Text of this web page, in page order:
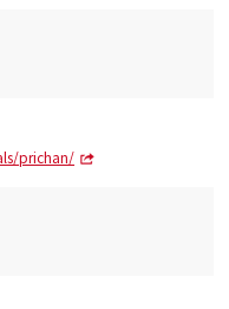
prichan/